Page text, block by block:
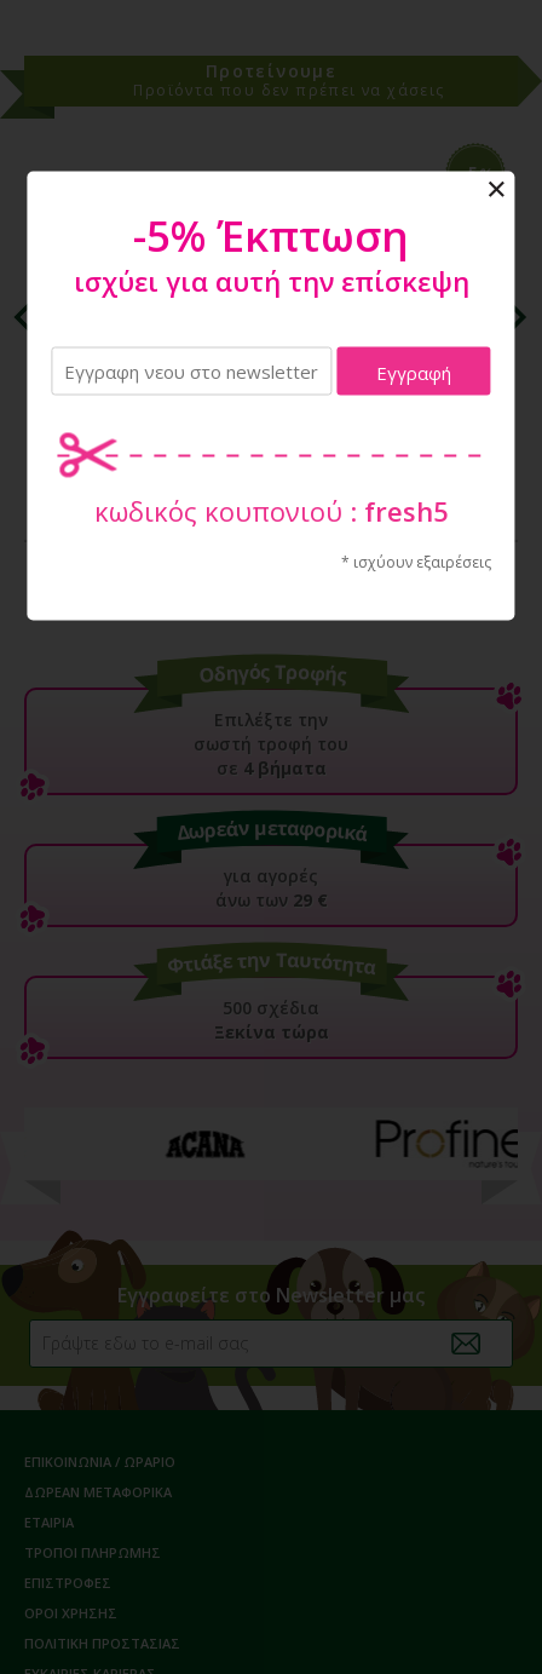
Προτείνουμε
Προϊόντα που δεν πρέπει να χάσεις
-5%
Επιλέξτε την
σωστή τροφή του
σε 4 βήματα
για αγορές
άνω των 29 €
500 σχέδια
Ξεκίνα τώρα
Εγγραφείτε στο Newsletter μας
ΕΠΙΚΟΙΝΩΝΙΑ / ΩΡΑΡΙΟ
ΔΩΡΕΑΝ ΜΕΤΑΦΟΡΙΚΑ
ΕΤΑΙΡΙΑ
ΤΡΟΠΟΙ ΠΛΗΡΩΜΗΣ
ΕΠΙΣΤΡΟΦΕΣ
ΟΡΟΙ ΧΡΗΣΗΣ
ΠΟΛΙΤΙΚΗ ΠΡΟΣΤΑΣΙΑΣ
-5% Έκπτωση
ισχύει για αυτή την επίσκεψη
κωδικός κουπονιού : fresh5
* ισχύουν εξαιρέσεις